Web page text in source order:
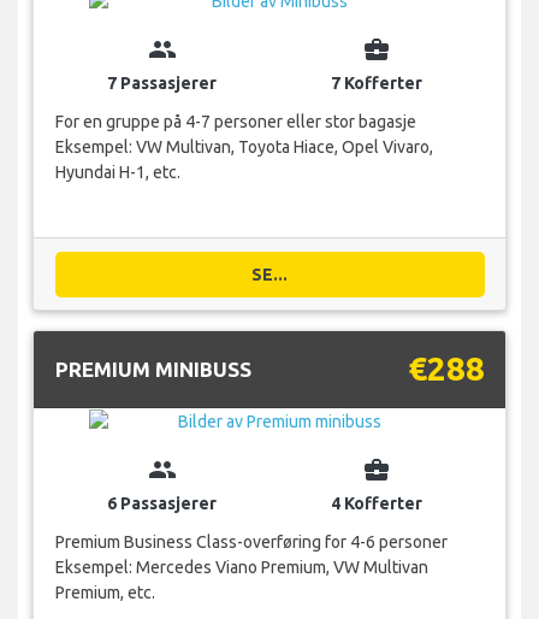
group
7 Passasjerer
business_center
7 Kofferter
For en gruppe på 4-7 personer eller stor bagasje
Eksempel: VW Multivan, Toyota Hiace, Opel Vivaro,
Hyundai H-1, etc.
SE...
PREMIUM MINIBUSS €288
group
6 Passasjerer
business_center
4 Kofferter
Premium Business Class-overføring for 4-6 personer
Eksempel: Mercedes Viano Premium, VW Multivan
Premium, etc.